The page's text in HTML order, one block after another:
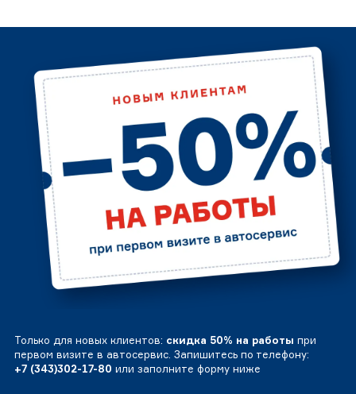
Только для новых клиентов: скидка 50% на работы при
первом визите в автосервис. Запишитесь по телефону:
+7 (343)302-17-80 или заполните форму ниже